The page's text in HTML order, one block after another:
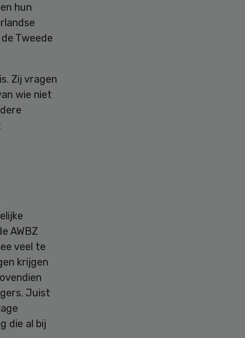
hun
Tweede
Zij vragen
wie niet
AWBZ
veel te
krijgen
Juist
die al bij